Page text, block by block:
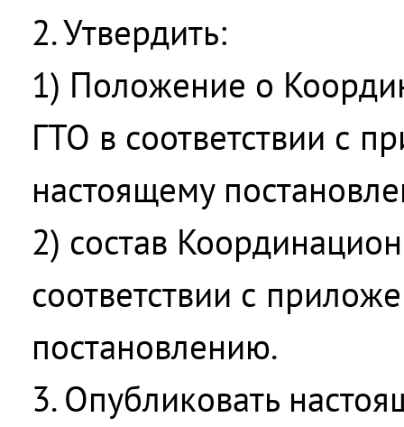
2. Утвердить:
1) Положение о
ГТО в соответствии с
настоящему
2) состав
соответствии с
постановлению.
3. Опубликовать